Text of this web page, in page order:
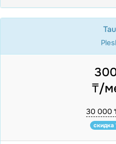
Tau
₸/
30 000
скидка